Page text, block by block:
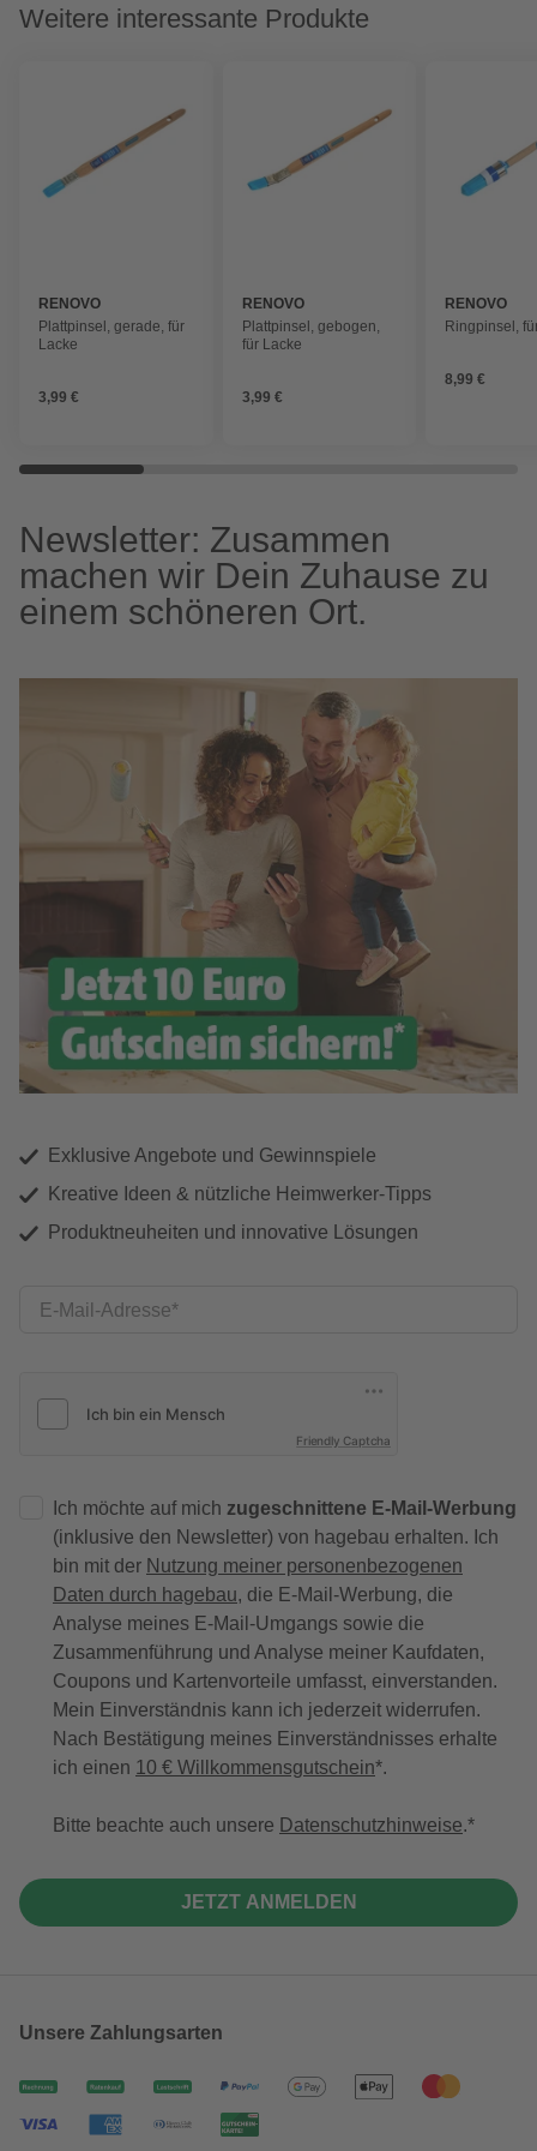
Weitere interessante Produkte
RENOVO
Plattpinsel, gerade, für
Lacke
3,99 €
RENOVO
Plattpinsel, gebogen,
für Lacke
3,99 €
RENOVO
Ringpinsel,
8,99 €
Newsletter: Zusammen
machen wir Dein Zuhause zu
einem schöneren Ort.
Exklusive Angebote und Gewinnspiele
Kreative Ideen & nützliche Heimwerker-Tipps
Produktneuheiten und innovative Lösungen
E-Mail-Adresse
Friendly Captcha
Ich möchte auf mich zugeschnittene E-Mail-Werbung
(inklusive den Newsletter) von hagebau erhalten. Ich
bin mit der Nutzung meiner personenbezogenen
Daten durch hagebau, die E-Mail-Werbung, die
Analyse meines E-Mail-Umgangs sowie die
Zusammenführung und Analyse meiner Kaufdaten,
Coupons und Kartenvorteile umfasst, einverstanden.
Mein Einverständnis kann ich jederzeit widerrufen.
Nach Bestätigung meines Einverständnisses erhalte
ich einen 10 € Willkommensgutschein*.
Bitte beachte auch unsere Datenschutzhinweise.
JETZT ANMELDEN
Unsere Zahlungsarten